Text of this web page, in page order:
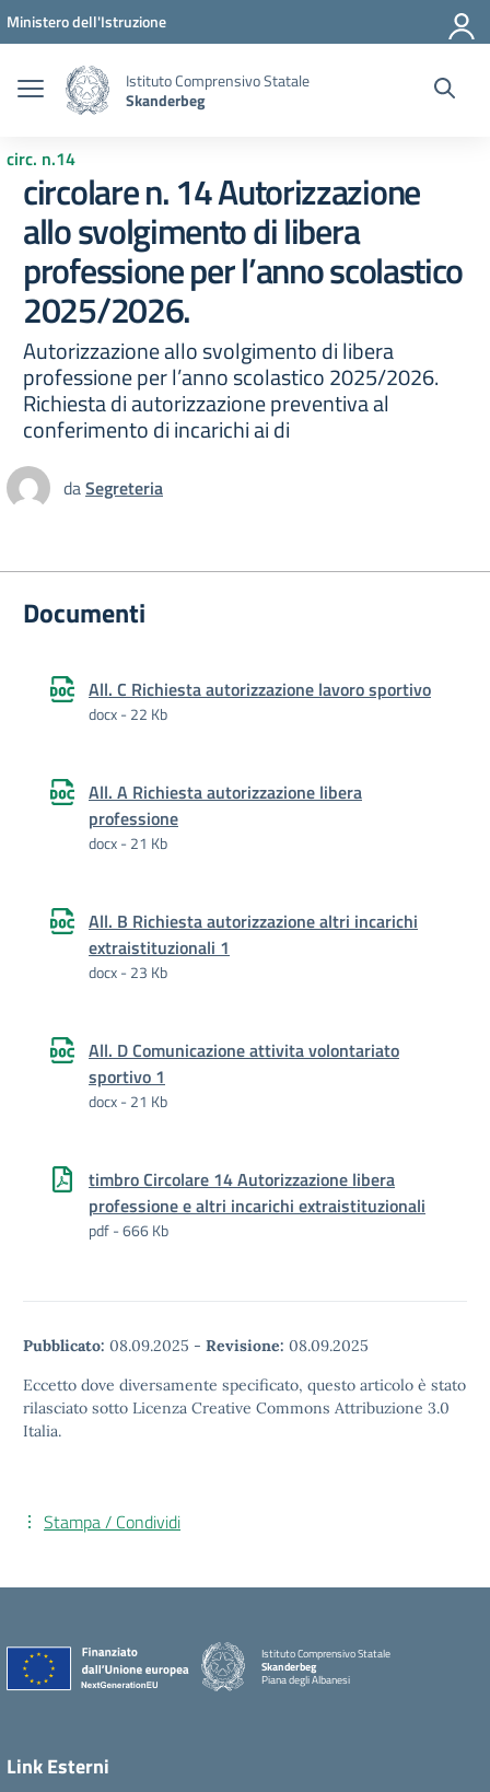
Vai ai contenuti
Vai al menu di navigazione
Vai al footer
Ministero dell'Istruzione
Istituto Comprensivo Statale
Skanderbeg
circ. n.14
circolare n. 14 Autorizzazione
allo svolgimento di libera
professione per l’anno scolastico
2025/2026.
Autorizzazione allo svolgimento di libera
professione per l’anno scolastico 2025/2026.
Richiesta di autorizzazione preventiva al
conferimento di incarichi ai di
daSegreteria
Documenti
All. C Richiesta autorizzazione lavoro sportivo
docx - 22 Kb
All. A Richiesta autorizzazione libera
professione
docx - 21 Kb
All. B Richiesta autorizzazione altri incarichi
extraistituzionali 1
docx - 23 Kb
All. D Comunicazione attivita volontariato
sportivo 1
docx - 21 Kb
timbro Circolare 14 Autorizzazione libera
professione e altri incarichi extraistituzionali
pdf - 666 Kb
Pubblicato: 08.09.2025 - Revisione: 08.09.2025
Eccetto dove diversamente specificato, questo articolo è stato
rilasciato sotto Licenza Creative Commons Attribuzione 3.0
Italia.
Stampa / Condividi
Istituto Comprensivo Statale
Skanderbeg
Piana degli Albanesi
Link Esterni